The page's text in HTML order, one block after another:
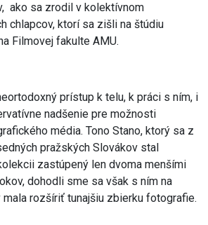
ako sa zrodil v kolektívnom
chlapcov, ktorí sa zišli na štúdiu
Filmovej fakulte AMU.
prístup k telu, k práci s ním, i
nadšenie pre možnosti
média. Tono Stano, ktorý sa z
pražských Slovákov stal
zastúpený len dvoma menšími
dohodli sme sa však s ním na
rozšíriť tunajšiu zbierku fotografie.